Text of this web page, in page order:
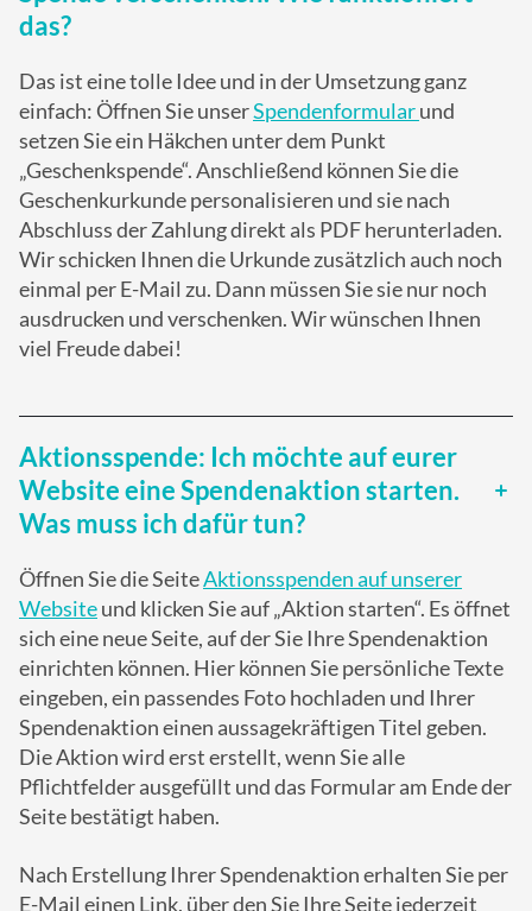
das?
Das ist eine tolle Idee und in der Umsetzung ganz
einfach: Öffnen Sie unserSpendenformularund
setzen Sie ein Häkchen unter dem Punkt
„Geschenkspende“. Anschließend können Sie die
Geschenkurkunde personalisieren und sie nach
Abschluss der Zahlung direkt als PDF herunterladen.
Wir schicken Ihnen die Urkunde zusätzlich auch noch
einmal per E-Mail zu. Dann müssen Sie sie nur noch
ausdrucken und verschenken. Wir wünschen Ihnen
viel Freude dabei!
Aktionsspende: Ich möchte auf eurer
Website eine Spendenaktion starten.
Was muss ich dafür tun?
Öffnen Sie die SeiteAktionsspenden auf unserer
Websiteund klicken Sie auf „Aktion starten“. Es öffnet
sich eine neue Seite, auf der Sie Ihre Spendenaktion
einrichten können. Hier können Sie persönliche Texte
eingeben, ein passendes Foto hochladen und Ihrer
Spendenaktion einen aussagekräftigen Titel geben.
Die Aktion wird erst erstellt, wenn Sie alle
Pflichtfelder ausgefüllt und das Formular am Ende der
Seite bestätigt haben.
Nach Erstellung Ihrer Spendenaktion erhalten Sie per
E-Mail einen Link, über den Sie Ihre Seite jederzeit